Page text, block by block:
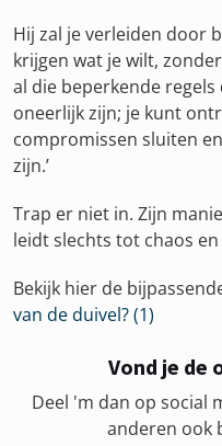
Hij zal je verleiden door
krijgen wat je wilt,
al die beperkende
oneerlijk zijn; je kunt
compromissen sluiten
zijn.’
Trap er niet in. Zijn
leidt slechts tot chaos
Bekijk hier de
van de duivel? (1)
Vond je de
Deel 'm dan op social
anderen ook